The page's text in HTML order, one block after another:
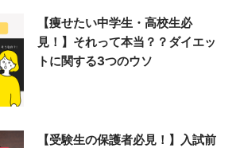
【痩せたい中学生・高校生必
見！】それって本当？？ダイエッ
トに関する3つのウソ
【受験生の保護者必見！】入試前